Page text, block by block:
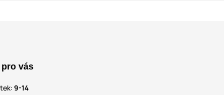
vás
9-14